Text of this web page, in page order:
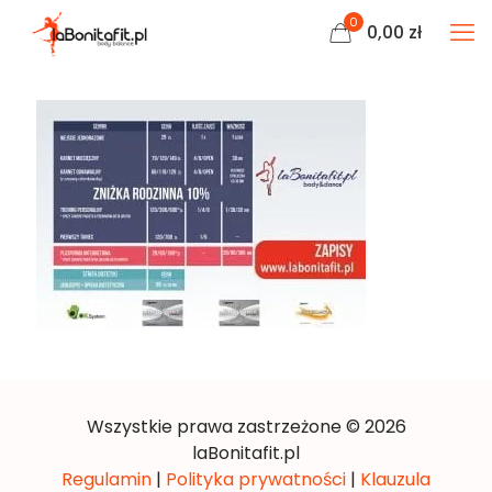
0 0,00 zł
Wszystkie prawa zastrzeżone © 2026
laBonitafit.pl
Regulamin | Polityka prywatności | Klauzula